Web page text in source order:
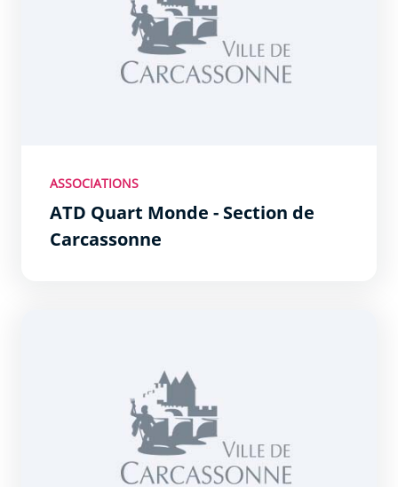
ASSOCIATIONS
ATD Quart Monde - Section de
Carcassonne